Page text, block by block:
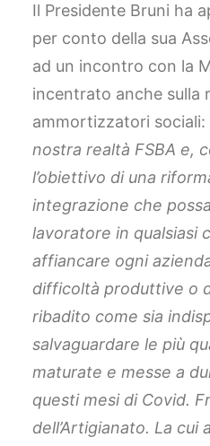
Il Presidente Bruni ha
per conto della sua
ad un incontro con la
incentrato anche sulla
ammortizzatori sociali:
nostra realtà FSBA e,
l’obiettivo di una
integrazione che
lavoratore in qualsiasi
affiancare ogni
difficoltà produttive o
ribadito come sia
salvaguardare le più
maturate e messe a
questi mesi di Covid.
dell’Artigianato. La